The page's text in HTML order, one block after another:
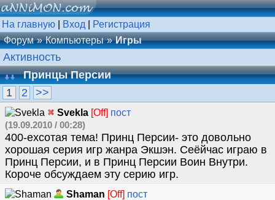
На главную Вход
Регистрация
Форум
Компьютеры Игры
Активность
Принцы Персии
1
2 >>
Svekla [Off] пост
(19.09.2010 / 00:28)
400-ехсотая тема! Принц Персии- это довольно
хорошая серия игр жанра Экшэн. Сеёйчас играю в
Принц Персии, и в Принц Персии Воин Внутри.
Короче обсуждаем эту серию игр.
Shaman [Off] пост